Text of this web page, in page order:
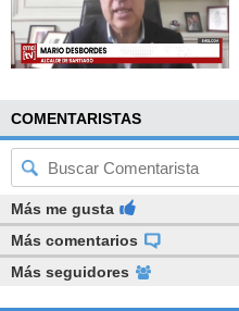
Av. Las Condes 10798
COMENTARISTAS
Más me gusta
Más comentarios
Más seguidores